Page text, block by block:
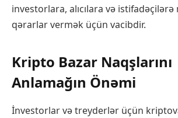
investorlara, alıcılara və istifadəçilərə
qərarlar vermək üçün vacibdir.
Kripto Bazar Naqşlarını
Anlamağın Önəmi
İnvestorlar və treyderlər üçün